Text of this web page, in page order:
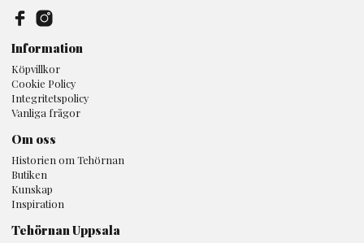
Om oss
Historien om Tehörnan
Butiken
Kunskap
Inspiration
Information
Köpvillkor
Cookie Policy
Integritetspolicy
Vanliga frågor
Tehörnan Uppsala